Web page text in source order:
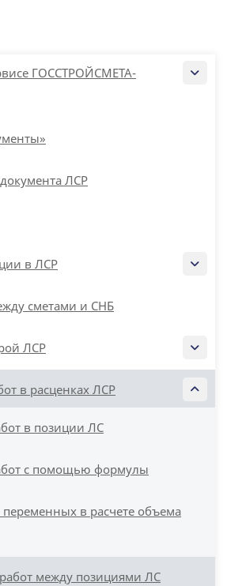
ГОССТРОЙСМЕТА-
ЛСР
в ЛСР
сметами и СНБ
ЛСР
в расценках ЛСР
в позиции ЛС
с помощью формулы
в расчете объема
между позициями ЛС